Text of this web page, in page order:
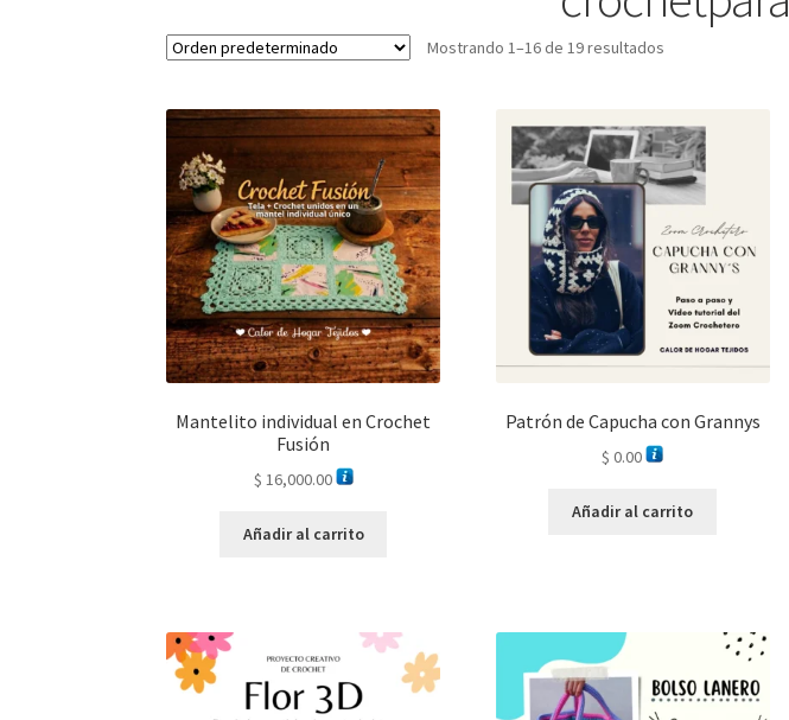
Mostrando 1–16 de 19 resultados
Mantelito individual en Crochet
Fusión
$ 16,000.00
Añadir al carrito
Patrón de Capucha con Grannys
$ 0.00
Añadir al carrito